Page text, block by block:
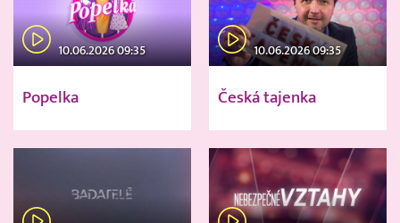
10.06.2026 09:35
Popelka
10.06.2026 09:35
Česká tajenka